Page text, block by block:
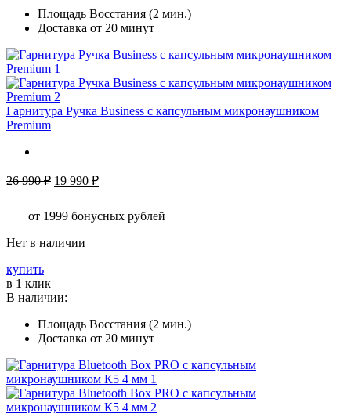
вариаций.
Опции
выбрать
на
странице
товара.
Площадь Восстания (2 мин.)
Доставка от 20 минут
Гарнитура Ручка Business c капсульным микронаушником
Premium
26 990₽ Первоначальная
26
19 990 ₽Текущая
990 ₽.
от 1999 бонусных рублей
Нет в наличии
купить
в 1 клик
В наличии:
Площадь Восстания (2 мин.)
Доставка от 20 минут